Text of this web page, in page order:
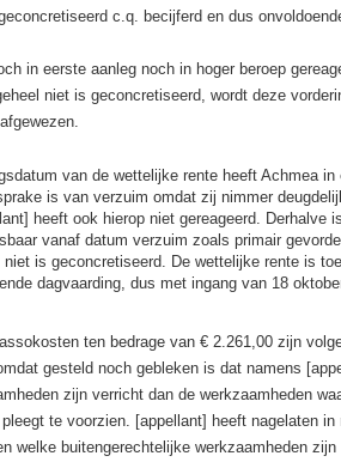
c.q. becijferd en dus
in eerste aanleg noch in hoger beroep
niet is geconcretiseerd, wordt deze
van de wettelijke rente heeft Achmea in
is van verzuim omdat zij nimmer
heeft ook hierop niet gereageerd. Derhalve
vanaf datum verzuim zoals primair
is geconcretiseerd. De wettelijke rente is
dagvaarding, dus met ingang van 18
ten bedrage van € 2.261,00 zijn
gesteld noch gebleken is dat namens
zijn verricht dan de werkzaamheden
te voorzien. [appellant] heeft nagelaten in
welke buitengerechtelijke werkzaamheden